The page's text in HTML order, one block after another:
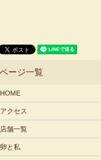
HOME
アクセス
店舗一覧
卵と私